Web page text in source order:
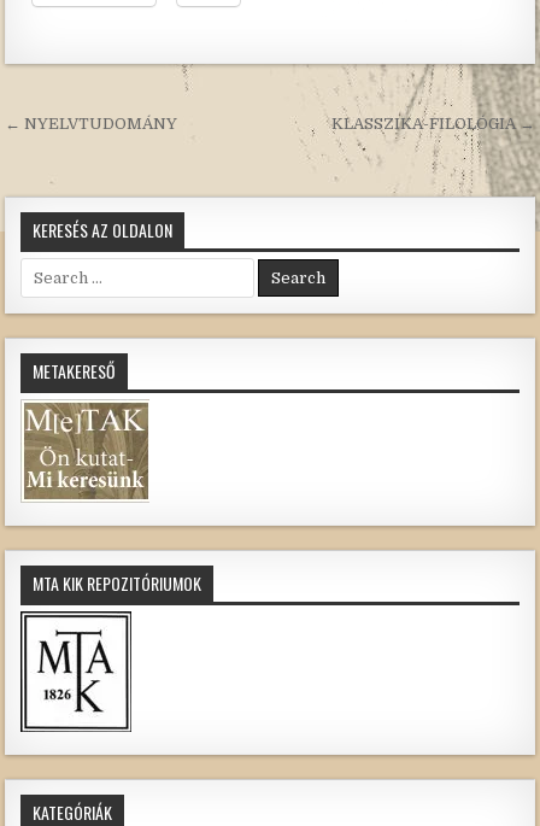
Bejegyzés
← NYELVTUDOMÁNY KLASSZIKA-FILOLÓGIA →
KERESÉS AZ OLDALON
for:
METAKERESŐ
MTA KIK REPOZITÓRIUMOK
KATEGÓRIÁK